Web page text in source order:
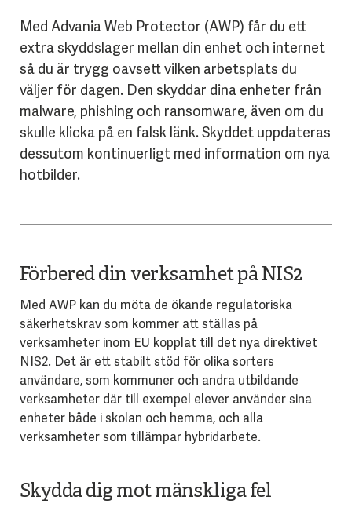
Med Advania Web Protector (AWP) får du ett
extra skyddslager mellan din enhet och internet
så du är trygg oavsett vilken arbetsplats du
väljer för dagen. Den skyddar dina enheter från
malware, phishing och ransomware, även om du
skulle klicka på en falsk länk. Skyddet uppdateras
dessutom kontinuerligt med information om nya
hotbilder.
Förbered din verksamhet på NIS2
Med AWP kan du möta de ökande regulatoriska
säkerhetskrav som kommer att ställas på
verksamheter inom EU kopplat till det nya direktivet
NIS2. Det är ett stabilt stöd för olika sorters
användare, som kommuner och andra utbildande
verksamheter där till exempel elever använder sina
enheter både i skolan och hemma, och alla
verksamheter som tillämpar hybridarbete.
Skydda dig mot mänskliga fel